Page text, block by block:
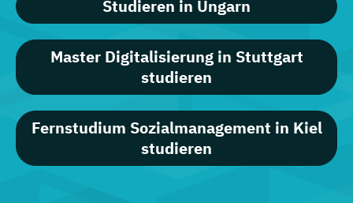
Studieren in Ungarn
Master Digitalisierung in Stuttgart
studieren
Fernstudium Sozialmanagement in Kiel
studieren